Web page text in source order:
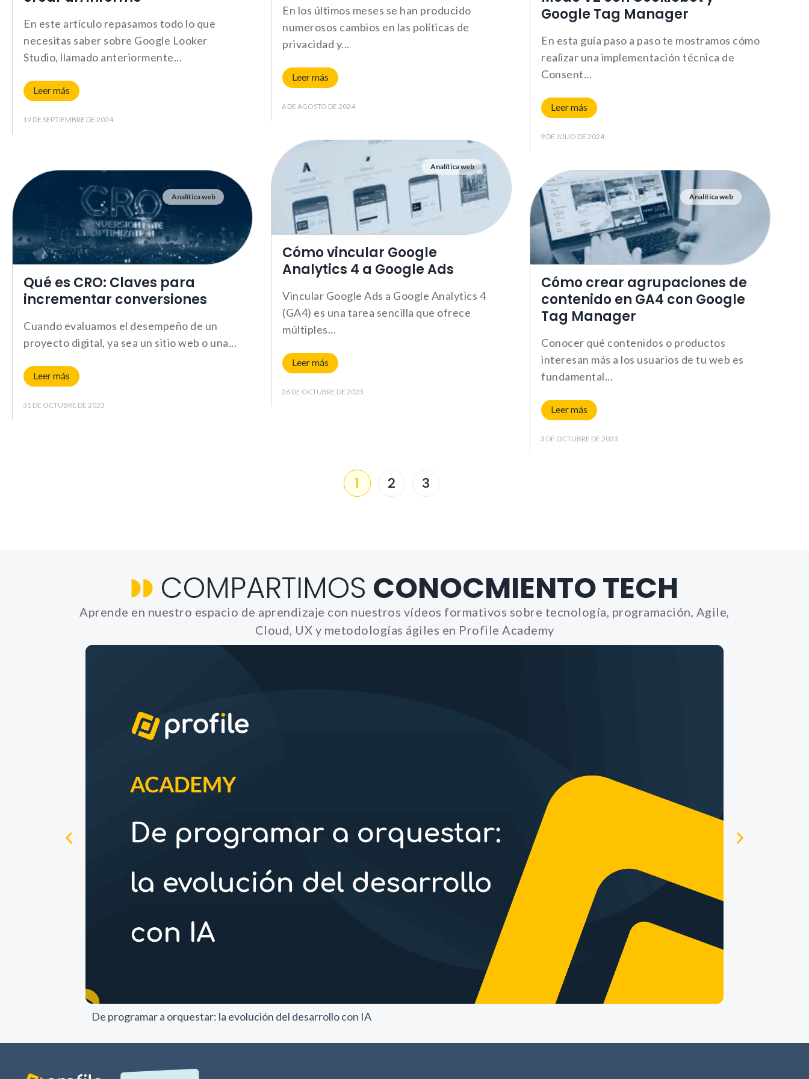
En este artículo repasamos todo lo que
necesitas saber sobre Google Looker
Studio, llamado anteriormente
Leer más
19 DE SEPTIEMBRE DE 2024
En los últimos meses se han producido
numerosos cambios en las políticas de
privacidad y
Leer más
6 DE AGOSTO DE 2024
Google Tag Manager
En esta guía paso a paso te mostramos cómo
realizar una implementación técnica de
Consent
Leer más
9 DE JULIO DE 2024
Analítica web
Qué es CRO: Claves para
incrementar conversiones
Cuando evaluamos el desempeño de un
proyecto digital, ya sea un sitio web o una
Leer más
31 DE OCTUBRE DE 2023
Analítica web
Cómo vincular Google
Analytics 4 a Google Ads
Vincular Google Ads a Google Analytics 4
(GA4) es una tarea sencilla que ofrece
múltiples
Leer más
26 DE OCTUBRE DE 2023
Analítica web
Cómo crear agrupaciones de
contenido en GA4 con Google
Tag Manager
Conocer qué contenidos o productos
interesan más a los usuarios de tu web es
fundamental
Leer más
3 DE OCTUBRE DE 2023
1 2 3
COMPARTIMOS CONOCMIENTO TECH
Aprende en nuestro espacio de aprendizaje con nuestros vídeos formativos sobre tecnología, programación, Agile,
Cloud, UX y metodologías ágiles en Profile Academy
De programar a orquestar: la evolución del desarrollo con IA
mejorar la
funcionalidad y
estructura de
Experience
Para que
nuestra web
funcione lo
visita. Si
rechazas estas
algunas
funcionalidades
no se
ofertas